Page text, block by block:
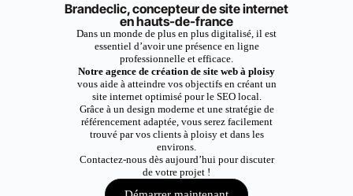
Brandeclic, concepteur de site internet
en hauts-de-france
Dans un monde de plus en plus digitalisé, il est
essentiel d’avoir une présence en ligne
professionnelle et efficace.
Notre agence de création de site web à ploisy
vous aide à atteindre vos objectifs en créant un
site internet optimisé pour le SEO local.
Grâce à un design moderne et une stratégie de
référencement adaptée, vous serez facilement
trouvé par vos clients à ploisy et dans les
environs.
Contactez-nous dès aujourd’hui pour discuter
de votre projet !